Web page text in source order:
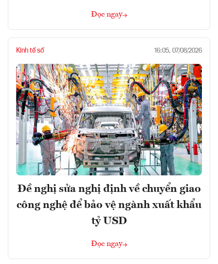
Đọc ngay
Kinh tế số 16:05, 07/08/2026
Đề nghị sửa nghị định về chuyển giao
công nghệ để bảo vệ ngành xuất khẩu
tỷ USD
Đọc ngay